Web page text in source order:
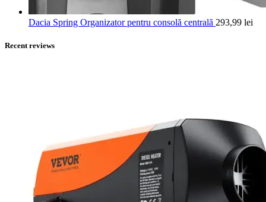
Dacia Spring Organizator pentru consolă centrală 293,99 lei
Recent reviews